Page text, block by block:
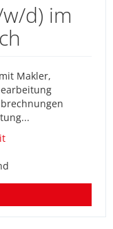
d) im
Makler,